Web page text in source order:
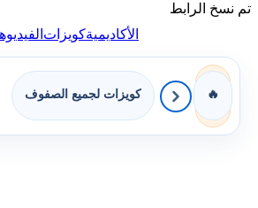
تم نسخ الرابط
الأكاديميةكويزات
🔥 كويزات لجميع الصفوف